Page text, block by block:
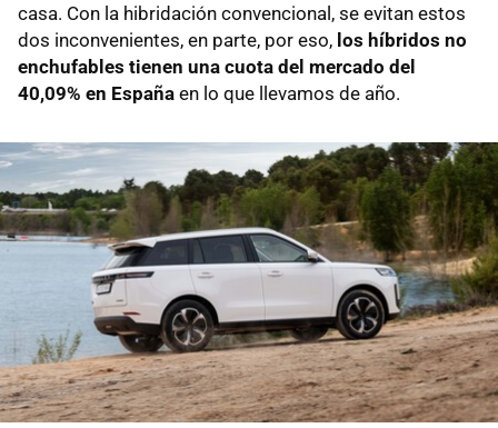
casa. Con la hibridación convencional, se evitan estos
dos inconvenientes, en parte, por eso, los híbridos no
enchufables tienen una cuota del mercado del
40,09% en España en lo que llevamos de año.